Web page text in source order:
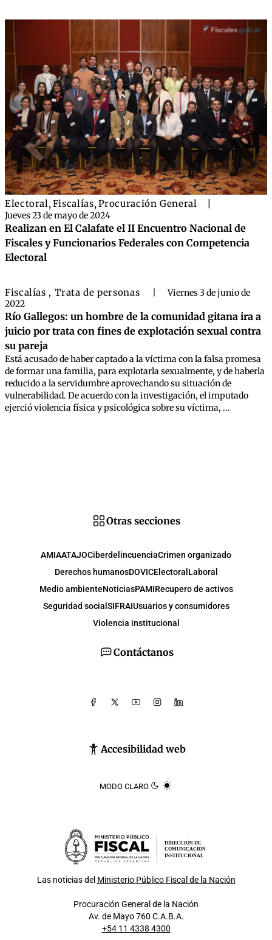
Electoral,Fiscalías,Procuración General
Jueves 23 de mayo de 2024
Realizan en El Calafate el II Encuentro Nacional de
Fiscales y Funcionarios Federales con Competencia
Electoral
Fiscalías , Trata de personas
Viernes 3 de junio de
2022
Río Gallegos: un hombre de la comunidad gitana ira a
juicio por trata con fines de explotación sexual contra
su pareja
Está acusado de haber captado a la víctima con la falsa promesa
de formar una familia, para explotarla sexualmente, y de haberla
reducido a la servidumbre aprovechando su situación de
vulnerabilidad. De acuerdo con la investigación, el imputado
ejerció violencia física y psicológica sobre su víctima, ...
Contáctanos
Accesibilidad web
MODO CLARO
Otras secciones
AMIAATAJOCiberdelincuenciaCrimen organizado
Derechos humanosDOVICElectoral Laboral
Medio ambienteNoticiasPAMIRecupero de activos
Seguridad social SIFRAIUsuarios y consumidores
Violencia institucional
DIRECCIÓN DE
COMUNICACIÓN
INSTITUCIONAL
Las noticias del Ministerio Público Fiscal de la Nación
Procuración General de la Nación
Av. de Mayo 760 C.A.B.A.
+54 11 4338 4300